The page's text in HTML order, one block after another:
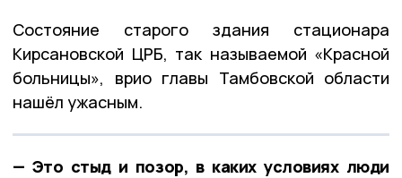
Состояние старого здания стационара
Кирсановской ЦРБ, так называемой «Красной
больницы», врио главы Тамбовской области
нашёл ужасным.
— Это стыд и позор, в каких условиях люди